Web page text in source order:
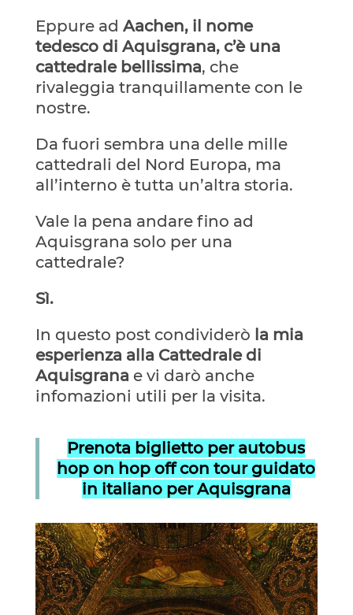
Eppure ad Aachen, il nome
tedesco di Aquisgrana, c’è una
cattedrale bellissima, che
rivaleggia tranquillamente con le
nostre.
Da fuori sembra una delle mille
cattedrali del Nord Europa, ma
all’interno è tutta un’altra storia.
Vale la pena andare fino ad
Aquisgrana solo per una
cattedrale?
Sì.
In questo post condividerò la mia
esperienza alla Cattedrale di
Aquisgrana e vi darò anche
infomazioni utili per la visita.
Prenota biglietto per autobus
hop on hop off con tour guidato
in italiano per Aquisgrana